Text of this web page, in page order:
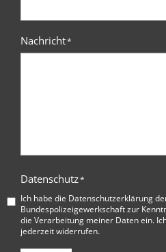
Nachricht*
Datenschutz*
Ich habe die Datenschutzerklärung
Bundespolizeigewerkschaftzur
die Verarbeitung meiner Daten ein.
jederzeit widerrufen.